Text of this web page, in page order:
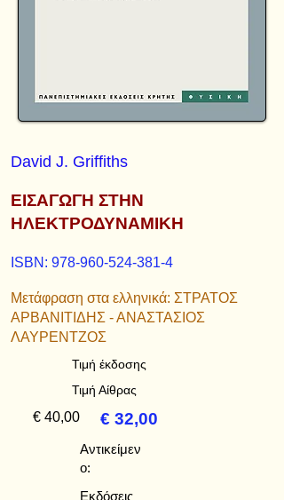
David J. Griffiths
ΕΙΣΑΓΩΓΗ ΣΤΗΝ
ΗΛΕΚΤΡΟΔΥΝΑΜΙΚΗ
ISBN: 978-960-524-381-4
Μετάφραση στα ελληνικά: ΣΤΡΑΤΟΣ
ΑΡΒΑΝΙΤΙΔΗΣ - ΑΝΑΣΤΑΣΙΟΣ
ΛΑΥΡΕΝΤΖΟΣ
Τιμή έκδοσης
Τιμή Αίθρας
€ 40,00 € 32,00
Αντικείμεν
ο:
Εκδόσεις